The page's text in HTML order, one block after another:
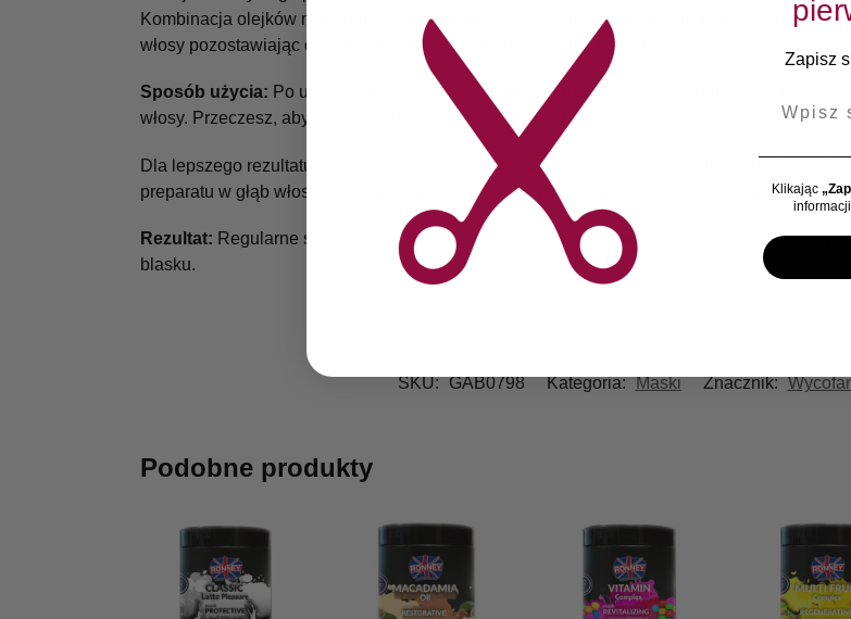
Kombinacja olejków macadamia i arganu wraz z olejkiem z drzewa herbacianego,
włosy pozostawiając długotrwały efekt odżywionych pełnych blasku i elastycznych włosów.
Sposób użycia: Po umyciu i wysuszeniu włosów użyj małej ilości Macadamia Deep
włosy. Przeczesz, aby rozprowadzić równomiernie produkt. Macadamia Deep Repair
Dla lepszego rezultatu dodaj niewielką ilość Macadamia Healing Oil Treatment do Deep
preparatu w głąb włosa. Dokładnie spłucz włosy ciepłą wodą. Wymodeluj fryzurę wedle
Rezultat: Regularne stosowanie maski Macadamia Deep Repair sprawi, że Twoje włosy
blasku.
SKU: GAB0798 Kategoria: Maski Znacznik:
Podobne produkty
Zapisz
Klikając